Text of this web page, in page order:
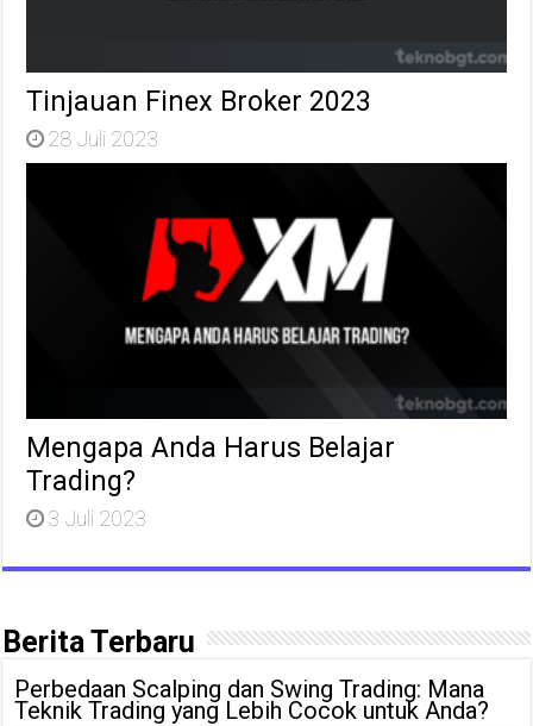
Tinjauan Finex Broker 2023
28 Juli 2023
Mengapa Anda Harus Belajar
Trading?
3 Juli 2023
Berita Terbaru
Perbedaan Scalping dan Swing Trading: Mana
Teknik Trading yang Lebih Cocok untuk Anda?